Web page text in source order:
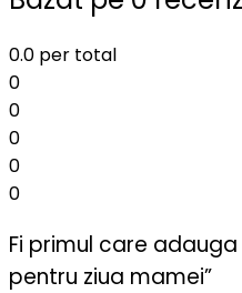
0.0 per total
0
0
0
0
0
Fi primul care
pentru ziua mamei”